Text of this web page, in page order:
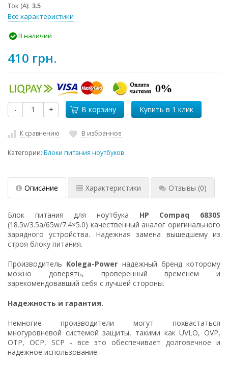
Ток (А) 3.5
Все характеристики
В наличии
410 грн.
- + В корзину
К сравнению В избранное
Категории: Блоки питания ноутбуков
Описание Характеристики Отзывы (0)
Блок питания для ноутбука HP Compaq 6830S
(18.5v/3.5a/65w/7.4×5.0) качественный аналог оригинального
зарядного устройства. Надежная замена вышедшему из
строя блоку питания.
Производитель Kolega-Power надежный бренд которому
можно доверять, проверенный временем и
зарекомендовавший себя с лучшей стороны.
Надежность и гарантия.
Немногие производители могут похвастаться
многуровневой системой защиты, такими как UVLO, OVP,
OTP, OCP, SCP - все это обеспечивает долговечное и
надежное использование.